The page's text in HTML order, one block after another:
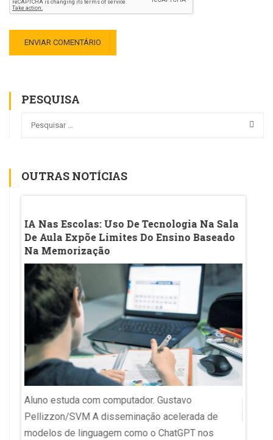
PESQUISA
OUTRAS NOTÍCIAS
IA Nas Escolas: Uso De Tecnologia Na Sala
De Aula Expõe Limites Do Ensino Baseado
Na Memorização
Aluno estuda com computador. Gustavo
Pellizzon/SVM A disseminação acelerada de
modelos de linguagem como o ChatGPT nos